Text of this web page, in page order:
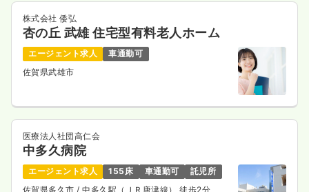
その他 正看護師
日勤のみ（常勤） 一時募集休止
給与 17.0〜23.0
気になる
株式会社 倭弘
杏の丘 武雄 住宅型有料老人ホーム
エージェント求人
車通勤可
佐賀県武雄市
医療法人社団高仁会
中多久病院
エージェント求人 155床 車通勤可
託児所
佐賀県多久市 / 中多久駅（ＪＲ唐津線） 徒歩2分